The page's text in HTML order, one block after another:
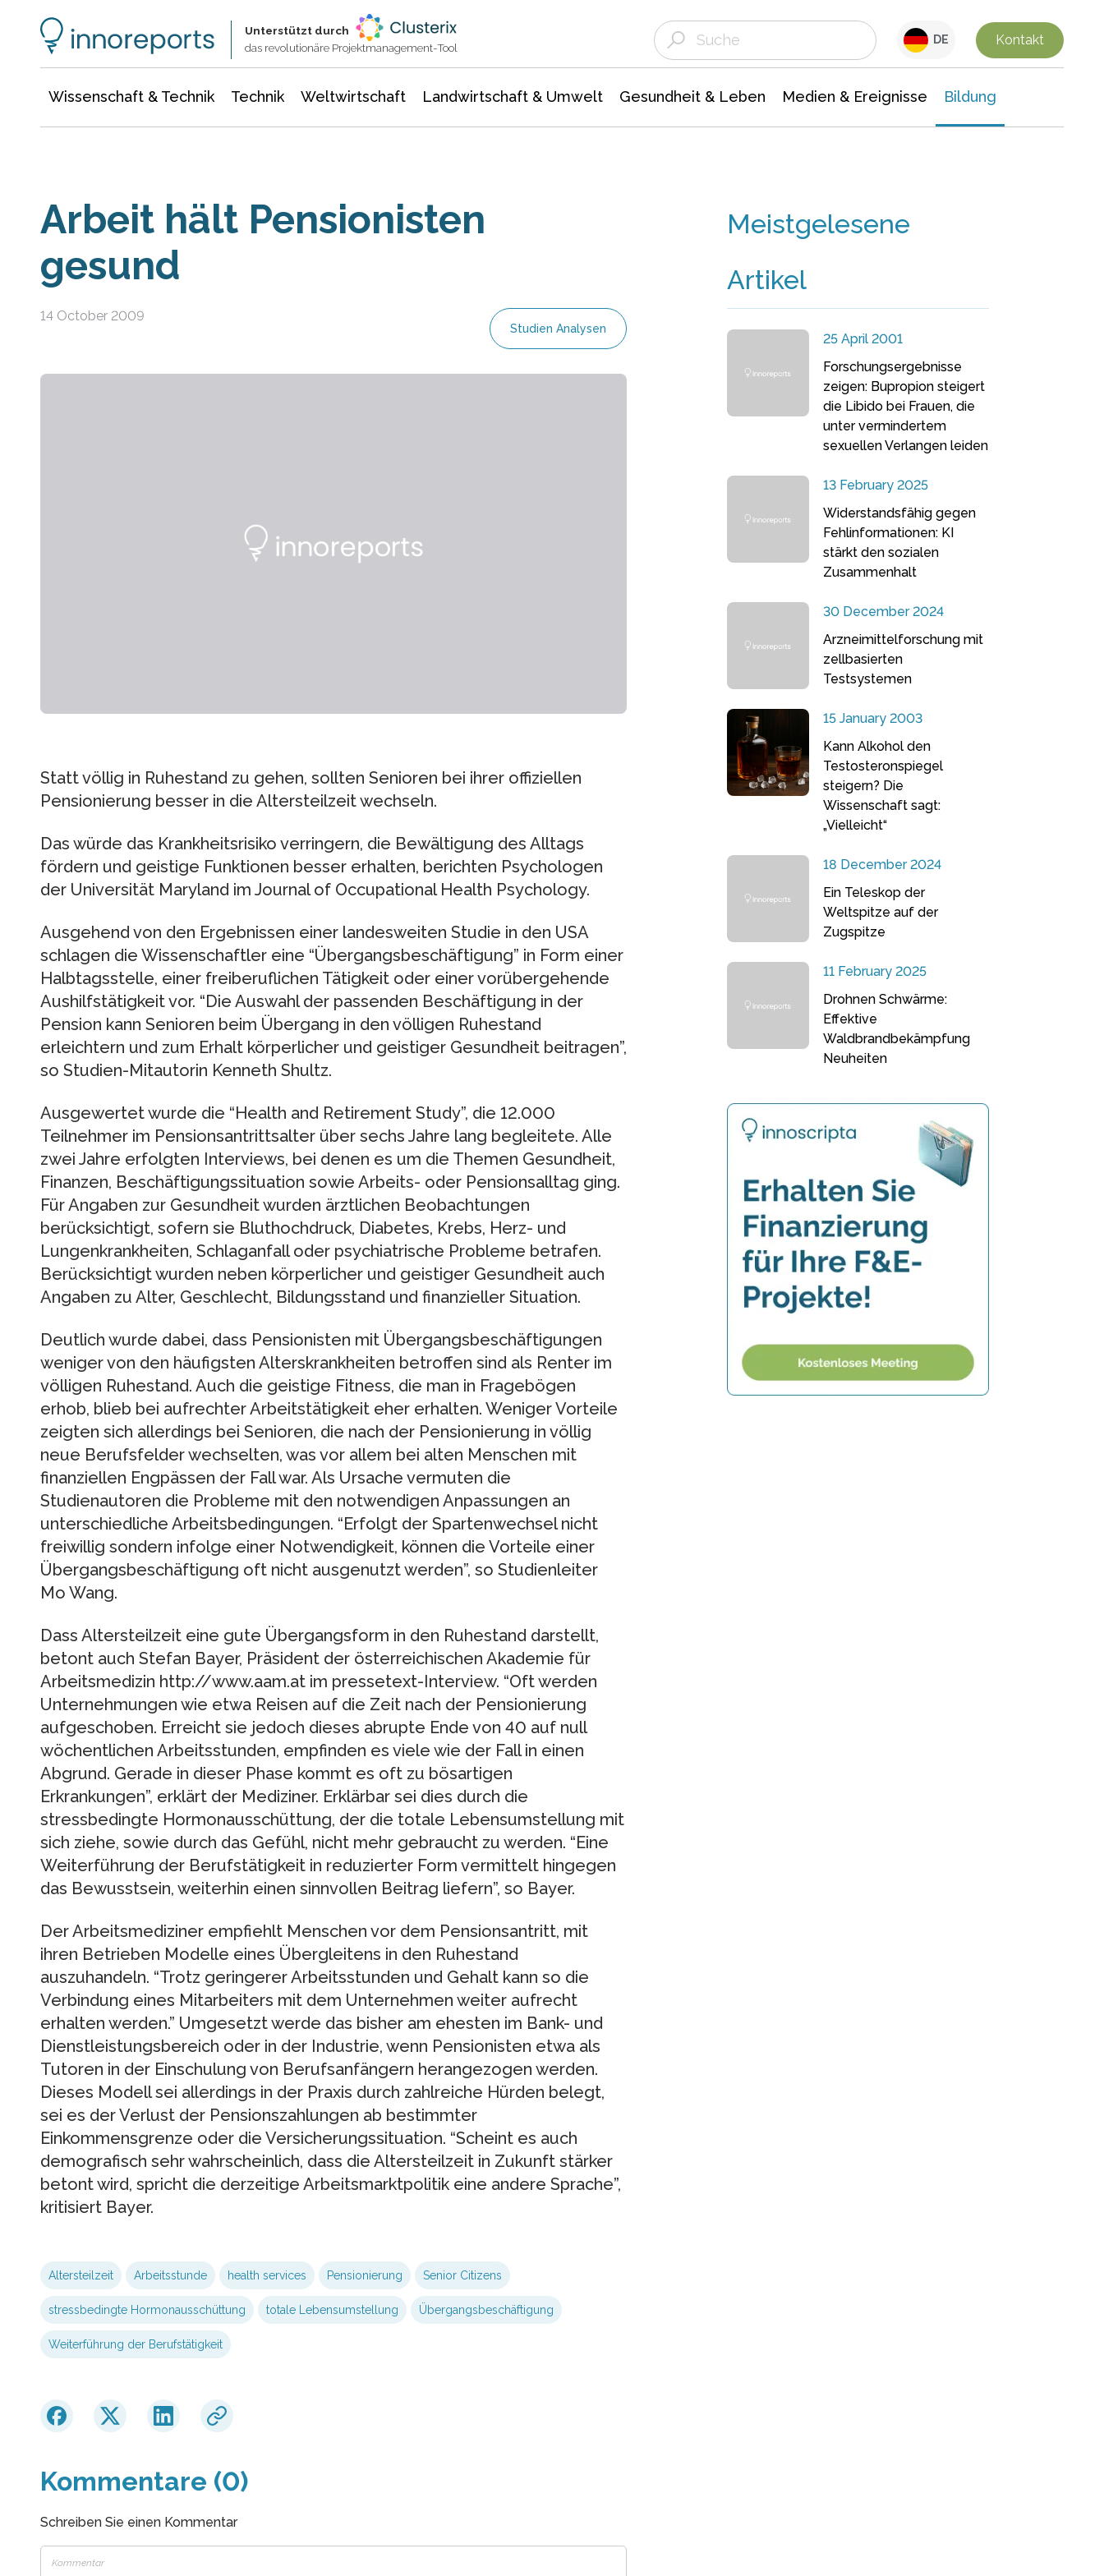
Unterstützt durch
das revolutionäre Projektmanagement-Tool
DE Kontakt
Wissenschaft & Technik Technik Weltwirtschaft Landwirtschaft & Umwelt Gesundheit & Leben Medien & Ereignisse Bildung
Arbeit hält Pensionisten
gesund
14 October 2009
Studien Analysen
Statt völlig in Ruhestand zu gehen, sollten Senioren bei ihrer offiziellen
Pensionierung besser in die Altersteilzeit wechseln.
Das würde das Krankheitsrisiko verringern, die Bewältigung des Alltags
fördern und geistige Funktionen besser erhalten, berichten Psychologen
der Universität Maryland im Journal of Occupational Health Psychology.
Ausgehend von den Ergebnissen einer landesweiten Studie in den USA
schlagen die Wissenschaftler eine “Übergangsbeschäftigung” in Form einer
Halbtagsstelle, einer freiberuflichen Tätigkeit oder einer vorübergehende
Aushilfstätigkeit vor. “Die Auswahl der passenden Beschäftigung in der
Pension kann Senioren beim Übergang in den völligen Ruhestand
erleichtern und zum Erhalt körperlicher und geistiger Gesundheit beitragen”,
so Studien-Mitautorin Kenneth Shultz.
Ausgewertet wurde die “Health and Retirement Study”, die 12.000
Teilnehmer im Pensionsantrittsalter über sechs Jahre lang begleitete. Alle
zwei Jahre erfolgten Interviews, bei denen es um die Themen Gesundheit,
Finanzen, Beschäftigungssituation sowie Arbeits- oder Pensionsalltag ging.
Für Angaben zur Gesundheit wurden ärztlichen Beobachtungen
berücksichtigt, sofern sie Bluthochdruck, Diabetes, Krebs, Herz- und
Lungenkrankheiten, Schlaganfall oder psychiatrische Probleme betrafen.
Berücksichtigt wurden neben körperlicher und geistiger Gesundheit auch
Angaben zu Alter, Geschlecht, Bildungsstand und finanzieller Situation.
Deutlich wurde dabei, dass Pensionisten mit Übergangsbeschäftigungen
weniger von den häufigsten Alterskrankheiten betroffen sind als Renter im
völligen Ruhestand. Auch die geistige Fitness, die man in Fragebögen
erhob, blieb bei aufrechter Arbeitstätigkeit eher erhalten. Weniger Vorteile
zeigten sich allerdings bei Senioren, die nach der Pensionierung in völlig
neue Berufsfelder wechselten, was vor allem bei alten Menschen mit
finanziellen Engpässen der Fall war. Als Ursache vermuten die
Studienautoren die Probleme mit den notwendigen Anpassungen an
unterschiedliche Arbeitsbedingungen. “Erfolgt der Spartenwechsel nicht
freiwillig sondern infolge einer Notwendigkeit, können die Vorteile einer
Übergangsbeschäftigung oft nicht ausgenutzt werden”, so Studienleiter
Mo Wang.
Dass Altersteilzeit eine gute Übergangsform in den Ruhestand darstellt,
betont auch Stefan Bayer, Präsident der österreichischen Akademie für
Arbeitsmedizin http://www.aam.at im pressetext-Interview. “Oft werden
Unternehmungen wie etwa Reisen auf die Zeit nach der Pensionierung
aufgeschoben. Erreicht sie jedoch dieses abrupte Ende von 40 auf null
wöchentlichen Arbeitsstunden, empfinden es viele wie der Fall in einen
Abgrund. Gerade in dieser Phase kommt es oft zu bösartigen
Erkrankungen”, erklärt der Mediziner. Erklärbar sei dies durch die
stressbedingte Hormonausschüttung, der die totale Lebensumstellung mit
sich ziehe, sowie durch das Gefühl, nicht mehr gebraucht zu werden. “Eine
Weiterführung der Berufstätigkeit in reduzierter Form vermittelt hingegen
das Bewusstsein, weiterhin einen sinnvollen Beitrag liefern”, so Bayer.
Der Arbeitsmediziner empfiehlt Menschen vor dem Pensionsantritt, mit
ihren Betrieben Modelle eines Übergleitens in den Ruhestand
auszuhandeln. “Trotz geringerer Arbeitsstunden und Gehalt kann so die
Verbindung eines Mitarbeiters mit dem Unternehmen weiter aufrecht
erhalten werden.” Umgesetzt werde das bisher am ehesten im Bank- und
Dienstleistungsbereich oder in der Industrie, wenn Pensionisten etwa als
Tutoren in der Einschulung von Berufsanfängern herangezogen werden.
Dieses Modell sei allerdings in der Praxis durch zahlreiche Hürden belegt,
sei es der Verlust der Pensionszahlungen ab bestimmter
Einkommensgrenze oder die Versicherungssituation. “Scheint es auch
demografisch sehr wahrscheinlich, dass die Altersteilzeit in Zukunft stärker
betont wird, spricht die derzeitige Arbeitsmarktpolitik eine andere Sprache”,
kritisiert Bayer.
Altersteilzeit Arbeitsstunde health services Pensionierung Senior Citizens
stressbedingte Hormonausschüttung totale Lebensumstellung Übergangsbeschäftigung
Weiterführung der Berufstätigkeit
Kommentare (0)
Schreiben Sie einen Kommentar
Meistgelesene
Artikel
25 April 2001
Forschungsergebnisse
zeigen: Bupropion steigert
die Libido bei Frauen, die
unter vermindertem
sexuellen Verlangen leiden
13 February 2025
Widerstandsfähig gegen
Fehlinformationen: KI
stärkt den sozialen
Zusammenhalt
30 December 2024
Arzneimittelforschung mit
zellbasierten
Testsystemen
15 January 2003
Kann Alkohol den
Testosteronspiegel
steigern? Die
Wissenschaft sagt:
„Vielleicht“
18 December 2024
Ein Teleskop der
Weltspitze auf der
Zugspitze
11 February 2025
Drohnen Schwärme:
Effektive
Waldbrandbekämpfung
Neuheiten